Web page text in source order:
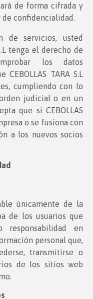
de forma cifrada y
confidencialidad.
de servicios, usted
tenga el derecho de
los datos
CEBOLLAS TARA S.L
cumpliendo con lo
judicial o en un
que si CEBOLLAS
o se fusiona con
a los nuevos socios
únicamente de la
de los usuarios que
responsabilidad en
personal que,
transmitirse o
de los sitios web